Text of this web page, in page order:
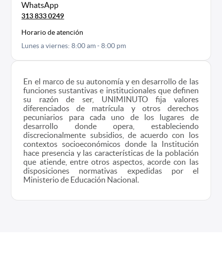
WhatsApp
313 833 0249
Horario de atención
Lunes a viernes: 8:00 am - 8:00 pm
En el marco de su autonomía y en desarrollo de las
funciones sustantivas e institucionales que definen
su razón de ser, UNIMINUTO fija valores
diferenciados de matrícula y otros derechos
pecuniarios para cada uno de los lugares de
desarrollo donde opera, estableciendo
discrecionalmente subsidios, de acuerdo con los
contextos socioeconómicos donde la Institución
hace presencia y las características de la población
que atiende, entre otros aspectos, acorde con las
disposiciones normativas expedidas por el
Ministerio de Educación Nacional.